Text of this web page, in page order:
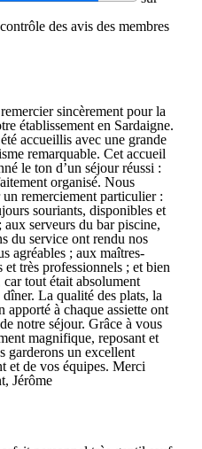
des avis des membres
sincèrement pour la
établissement en Sardaigne.
accueillis avec une grande
remarquable. Cet accueil
le ton d’un séjour réussi :
organisé. Nous
un remerciement particulier :
souriants, disponibles et
serveurs du bar piscine,
du service ont rendu nos
agréables ; aux maîtres-
très professionnels ; et bien
tout était absolument
La qualité des plats, la
à chaque assiette ont
notre séjour. Grâce à vous
magnifique, reposant et
garderons un excellent
et de vos équipes. Merci
Jérôme